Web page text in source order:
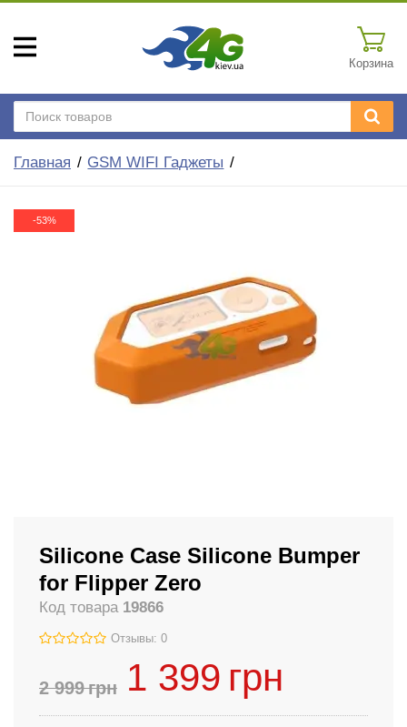
Корзина
Главная GSM WIFI Гаджеты
-53%
Silicone Case Silicone Bumper
for Flipper Zero
Код товара 19866
Отзывы: 0
2 999грн 1 399 грн